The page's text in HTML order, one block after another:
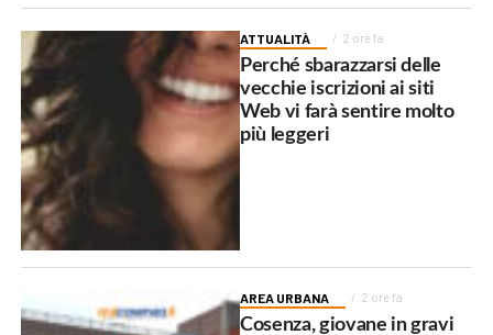
ATTUALITÀ 2 ore fa
Perché sbarazzarsi delle
vecchie iscrizioni ai siti
Web vi farà sentire molto
più leggeri
AREA URBANA 2 ore fa
Cosenza, giovane in gravi